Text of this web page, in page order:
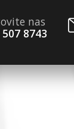
nas
8743